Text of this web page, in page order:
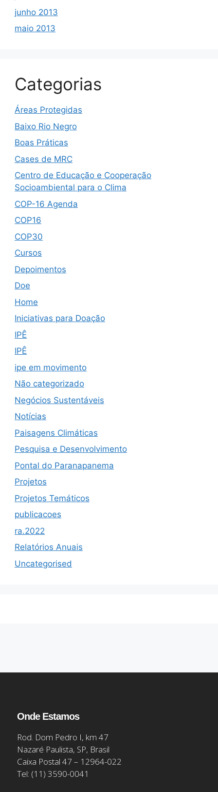
junho 2013
maio 2013
Categorias
Áreas Protegidas
Baixo Rio Negro
Boas Práticas
Cases de MRC
Centro de Educação e Cooperação
Socioambiental para o Clima
COP-16 Agenda
COP16
COP30
Cursos
Depoimentos
Doe
Home
Iniciativas para Doação
IPÊ
IPÊ
ipe em movimento
Não categorizado
Negócios Sustentáveis
Notícias
Paisagens Climáticas
Pesquisa e Desenvolvimento
Pontal do Paranapanema
Projetos
Projetos Temáticos
publicacoes
ra.2022
Relatórios Anuais
Uncategorised
Onde Estamos
Rod. Dom Pedro I, km 47
Nazaré Paulista, SP, Brasil
Caixa Postal 47 – 12964-022
Tel: (11) 3590-0041